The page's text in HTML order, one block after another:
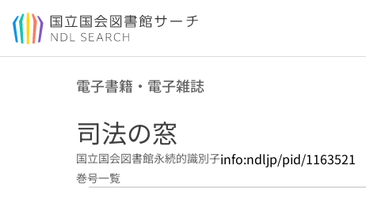
本文へ移動
電子書籍・電子雑誌
司法の窓
国立国会図書館永続的識別子info:ndljp/pid/1163521
巻号一覧